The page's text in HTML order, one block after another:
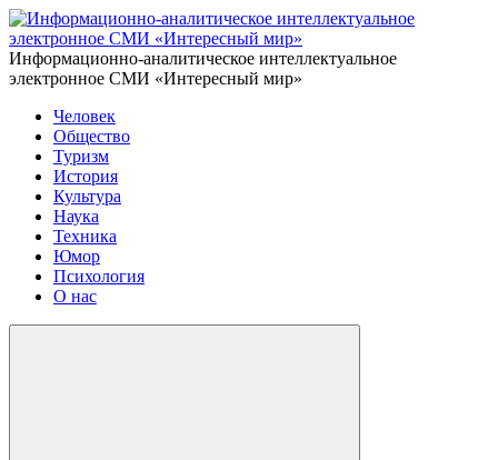
Информационно-аналитическое интеллектуальное
электронное СМИ «Интересный мир»
Человек
Общество
Туризм
История
Культура
Наука
Техника
Юмор
Психология
О нас